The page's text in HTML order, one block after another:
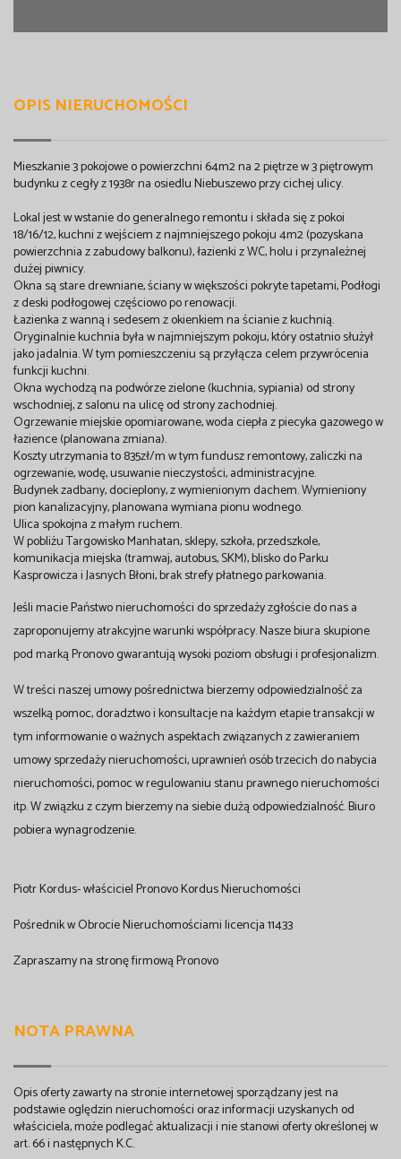
OPIS NIERUCHOMOŚCI
Mieszkanie 3 pokojowe o powierzchni 64m2 na 2 piętrze w 3 piętrowym
budynku z cegły z 1938r na osiedlu Niebuszewo przy cichej ulicy.
Lokal jest w wstanie do generalnego remontu i składa się z pokoi
18/16/12, kuchni z wejściem z najmniejszego pokoju 4m2 (pozyskana
powierzchnia z zabudowy balkonu), łazienki z WC, holu i przynależnej
dużej piwnicy.
Okna są stare drewniane, ściany w większości pokryte tapetami, Podłogi
z deski podłogowej częściowo po renowacji.
Łazienka z wanną i sedesem z okienkiem na ścianie z kuchnią.
Oryginalnie kuchnia była w najmniejszym pokoju, który ostatnio służył
jako jadalnia. W tym pomieszczeniu są przyłącza celem przywrócenia
funkcji kuchni.
Okna wychodzą na podwórze zielone (kuchnia, sypiania) od strony
wschodniej, z salonu na ulicę od strony zachodniej.
Ogrzewanie miejskie opomiarowane, woda ciepła z piecyka gazowego w
łazience (planowana zmiana).
Koszty utrzymania to 835zł/m w tym fundusz remontowy, zaliczki na
ogrzewanie, wodę, usuwanie nieczystości, administracyjne.
Budynek zadbany, docieplony, z wymienionym dachem. Wymieniony
pion kanalizacyjny, planowana wymiana pionu wodnego.
Ulica spokojna z małym ruchem.
W pobliżu Targowisko Manhatan, sklepy, szkoła, przedszkole,
komunikacja miejska (tramwaj, autobus, SKM), blisko do Parku
Kasprowicza i Jasnych Błoni, brak strefy płatnego parkowania.
Jeśli macie Państwo nieruchomości do sprzedaży zgłoście do nas a
zaproponujemy atrakcyjne warunki współpracy. Nasze biura skupione
pod marką Pronovo gwarantują wysoki poziom obsługi i profesjonalizm.
W treści naszej umowy pośrednictwa bierzemy odpowiedzialność za
wszelką pomoc, doradztwo i konsultacje na każdym etapie transakcji w
tym informowanie o ważnych aspektach związanych z zawieraniem
umowy sprzedaży nieruchomości, uprawnień osób trzecich do nabycia
nieruchomości, pomoc w regulowaniu stanu prawnego nieruchomości
itp. W związku z czym bierzemy na siebie dużą odpowiedzialność. Biuro
pobiera wynagrodzenie.
Piotr Kordus- właściciel Pronovo Kordus Nieruchomości
Pośrednik w Obrocie Nieruchomościami licencja 11433
Zapraszamy na stronę firmową Pronovo
NOTA PRAWNA
Opis oferty zawarty na stronie internetowej sporządzany jest na
podstawie oględzin nieruchomości oraz informacji uzyskanych od
właściciela, może podlegać aktualizacji i nie stanowi oferty określonej w
art. 66 i następnych K.C.